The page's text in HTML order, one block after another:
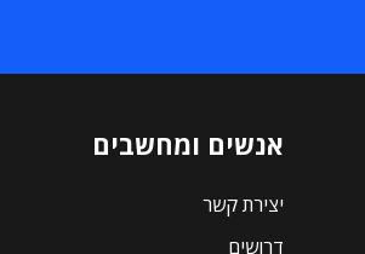
אנשים ומחשבים
יצירת קשר
דרושים